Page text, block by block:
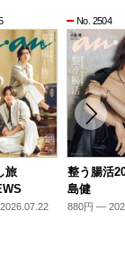
旅
No. 2504
整う腸活
島健
880円 —